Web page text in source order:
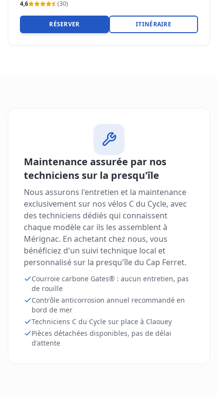
4,6 (30)
RÉSERVER ITINÉRAIRE
Maintenance assurée par nos
techniciens sur la presqu'île
Nous assurons l'entretien et la maintenance
exclusivement sur nos vélos C du Cycle, avec
des techniciens dédiés qui connaissent
chaque modèle car ils les assemblent à
Mérignac. En achetant chez nous, vous
bénéficiez d'un suivi technique local et
personnalisé sur la presqu'île du Cap Ferret.
Courroie carbone Gates® : aucun entretien, pas
de rouille
Contrôle anticorrosion annuel recommandé en
bord de mer
Techniciens C du Cycle sur place à Claouey
Pièces détachées disponibles, pas de délai
d'attente